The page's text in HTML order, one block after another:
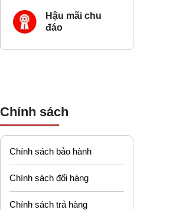
Hậu mãi chu
đáo
Chính sách
Chính sách bảo hành
Chính sách đổi hàng
Chính sách trả hàng